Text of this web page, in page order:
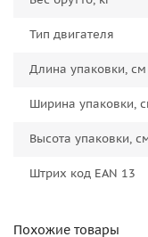
Тип двигателя
Длина упаковки, см
Ширина упаковки,
Высота упаковки,
Штрих код EAN 13
Похожие товары